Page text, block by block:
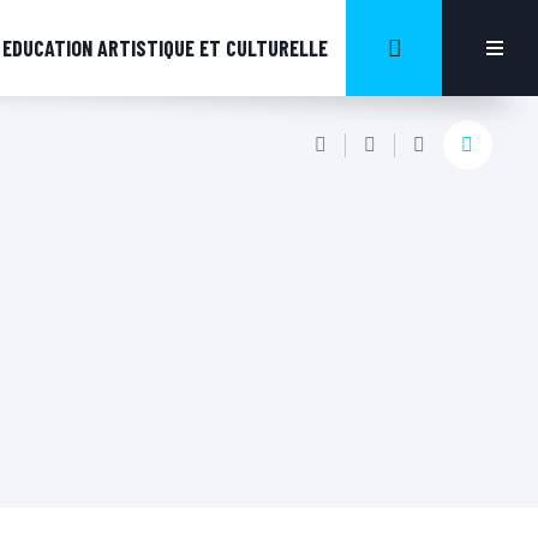
EDUCATION ARTISTIQUE ET CULTURELLE